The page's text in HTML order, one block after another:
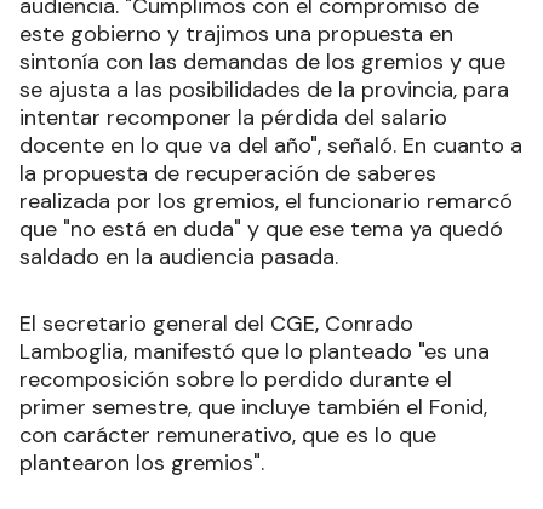
este gobierno y trajimos una propuesta en
sintonía con las demandas de los gremios y que
se ajusta a las posibilidades de la provincia, para
intentar recomponer la pérdida del salario
docente en lo que va del año", señaló. En cuanto a
la propuesta de recuperación de saberes
realizada por los gremios, el funcionario remarcó
que "no está en duda" y que ese tema ya quedó
saldado en la audiencia pasada.
El secretario general del CGE, Conrado
Lamboglia, manifestó que lo planteado "es una
recomposición sobre lo perdido durante el
primer semestre, que incluye también el Fonid,
con carácter remunerativo, que es lo que
plantearon los gremios".